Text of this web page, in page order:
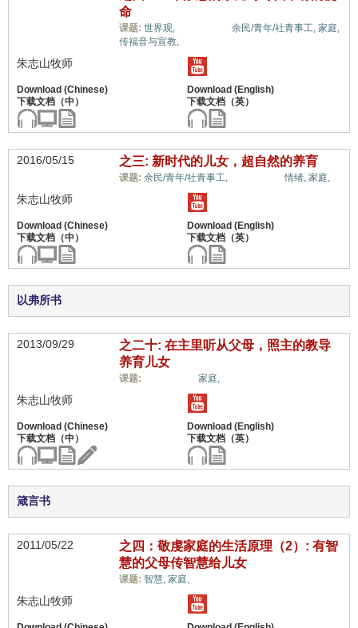
命
课题: 世界观, 余民/青年/社青事工, 家庭,
传福音与宣教,
朱志山牧师
2016/05/15 之三: 新时代的儿女，超自然的养育
课题: 余民/青年/社青事工, 儿女/后代,情绪, 家庭,
朱志山牧师
以弗所书
2013/09/29
之二十: 在主里听从父母，照主的教导
养育儿女
课题: 家庭,
朱志山牧师
箴言书
2011/05/22
之四：敬虔家庭的生活原理（2）: 有智
慧的父母传智慧给儿女
课题: 智慧, 家庭,
朱志山牧师